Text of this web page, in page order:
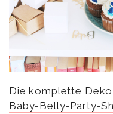
Die komplette Deko
Baby-Belly-Party-